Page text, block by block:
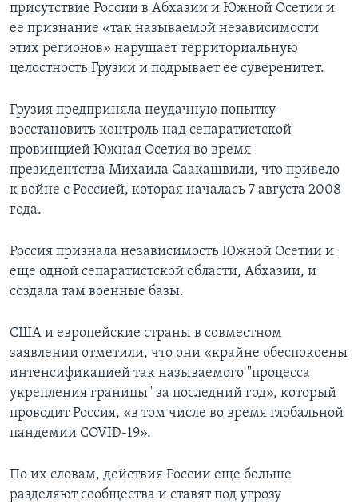
присутствие России в Абхазии и Южной Осетии и
ее признание «так называемой независимости
этих регионов» нарушает территориальную
целостность Грузии и подрывает ее суверенитет.
Грузия предприняла неудачную попытку
восстановить контроль над сепаратистской
провинцией Южная Осетия во время
президентства Михаила Саакашвили, что привело
к войне с Россией, которая началась 7 августа 2008
года.
Россия признала независимость Южной Осетии и
еще одной сепаратистской области, Абхазии, и
создала там военные базы.
США и европейские страны в совместном
заявлении отметили, что они «крайне обеспокоены
интенсификацией так называемого "процесса
укрепления границы" за последний год», который
проводит Россия, «в том числе во время глобальной
пандемии COVID-19».
По их словам, действия России еще больше
разделяют сообщества и ставят под угрозу